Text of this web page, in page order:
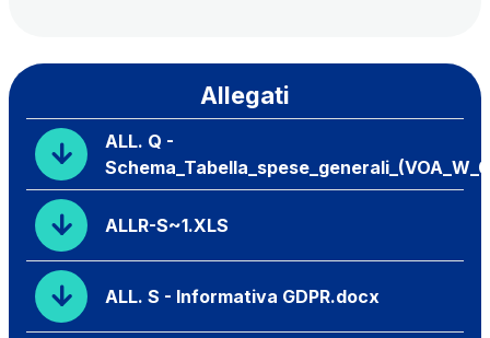
Allegati
ALL. Q -
ALLR-S~1.XLS
ALL. S - Informativa GDPR.docx